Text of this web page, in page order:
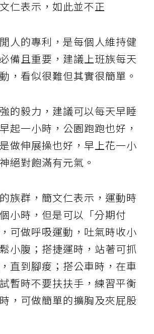
仁表示，如此並不正
人的專利，是每個人維持健
備且重要，建議上班族每天
，看似很難但其實很簡單。
的毅力，建議可以每天早睡
起一小時，公園跑跑也好，
做伸展操也好，早上花一小
絕對飽滿有元氣。
族群，簡文仁表示，運動時
小時，但是可以「分期付
可做呼吸運動，吐氣時收小
小腹；搭捷運時，站著可抓
直到腳痠；搭公車時，在車
暫時不要扶扶手，練習平衡
，可做簡單的擴胸及夾屁股